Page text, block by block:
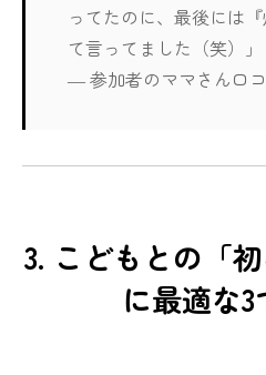
ってたのに、最後には
て言ってました（笑）」
― 参加者のママさん口
3. こどもとの「
に最適な